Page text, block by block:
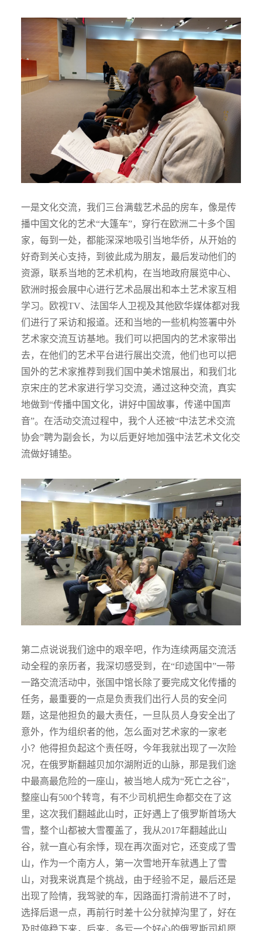
一是文化交流，我们三台满载艺术品的房车，像是传
播中国文化的艺术“大篷车”，穿行在欧洲二十多个国
家，每到一处，都能深深地吸引当地华侨，从开始的
好奇到关心支持，到彼此成为朋友，最后发动他们的
资源，联系当地的艺术机构，在当地政府展览中心、
欧洲时报会展中心进行艺术品展出和本土艺术家互相
学习。欧视TV、法国华人卫视及其他欧华媒体都对我
们进行了采访和报道。还和当地的一些机构签署中外
艺术家交流互访基地。我们可以把国内的艺术家带出
去，在他们的艺术平台进行展出交流，他们也可以把
国外的艺术家推荐到我们国中美术馆展出，和我们北
京宋庄的艺术家进行学习交流，通过这种交流，真实
地做到“传播中国文化，讲好中国故事，传递中国声
音”。在活动交流过程中，我个人还被“中法艺术交流
协会”聘为副会长，为以后更好地加强中法艺术文化交
流做好铺垫。
第二点说说我们途中的艰辛吧，作为连续两届交流活
动全程的亲历者，我深切感受到，在“印迹国中”一带
一路交流活动中，张国中馆长除了要完成文化传播的
任务，最重要的一点是负责我们出行人员的安全问
题，这是他担负的最大责任，一旦队员人身安全出了
意外，作为组织者的他，怎么面对艺术家的一家老
小？他得担负起这个责任呀，今年我就出现了一次险
况，在俄罗斯翻越贝加尔湖附近的山脉，那是我们途
中最高最危险的一座山，被当地人成为“死亡之谷”，
整座山有500个转弯，有不少司机把生命都交在了这
里，这次我们翻越此山时，正好遇上了俄罗斯首场大
雪，整个山都被大雪覆盖了，我从2017年翻越此山
谷，就一直心有余悸，现在再次面对它，还变成了雪
山，作为一个南方人，第一次雪地开车就遇上了雪
山，对我来说真是个挑战，由于经验不足，最后还是
出现了险情，我驾驶的车，因路面打滑前进不了时，
选择后退一点，再前行时差十公分就掉沟里了，好在